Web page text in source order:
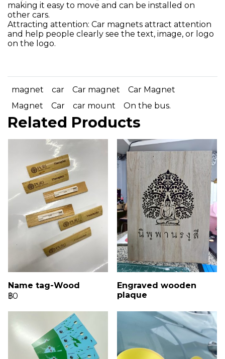
making it easy to move and can be installed on
other cars.
Attracting attention: Car magnets attract attention
and help people clearly see the text, image, or logo
on the logo.
magnet car Car magnet
Car Magnet
Magnet
Car car mount On the bus.
Related Products
Name tag-Wood
฿0
Engraved wooden
plaque